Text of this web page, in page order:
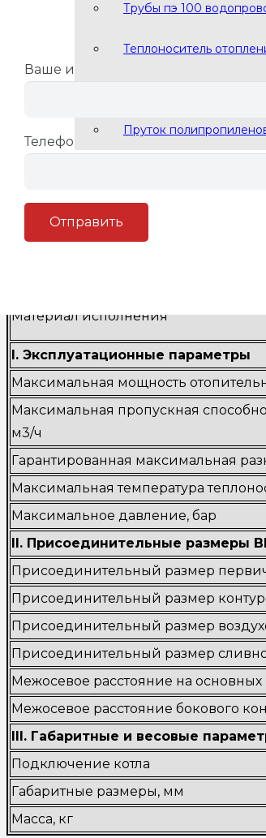
Трубы пэ 100
Теплоноситель
Пруток
Ваше имя
Телефон
Комплектация
Встроенная сетка-сепаратор в
Материал исполнения
I. Эксплуатационные параметры
Максимальная мощность
Максимальная пропускная
м3/ч
Гарантированная максимальная
Максимальная температура
Максимальное давление, бар
II. Присоединительные размеры
Присоединительный размер
Присоединительный размер
Присоединительный размер
Присоединительный размер
Межосевое расстояние на основных
Межосевое расстояние бокового
III. Габаритные и весовые
Подключение котла
Габаритные размеры, мм
Масса, кг